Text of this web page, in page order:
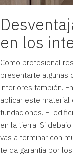
en los
Como profesional
presentarte algunas
interiores también.
aplicar este
fundaciones. El
en la tierra. Si
vas a terminar con
te da garantía por